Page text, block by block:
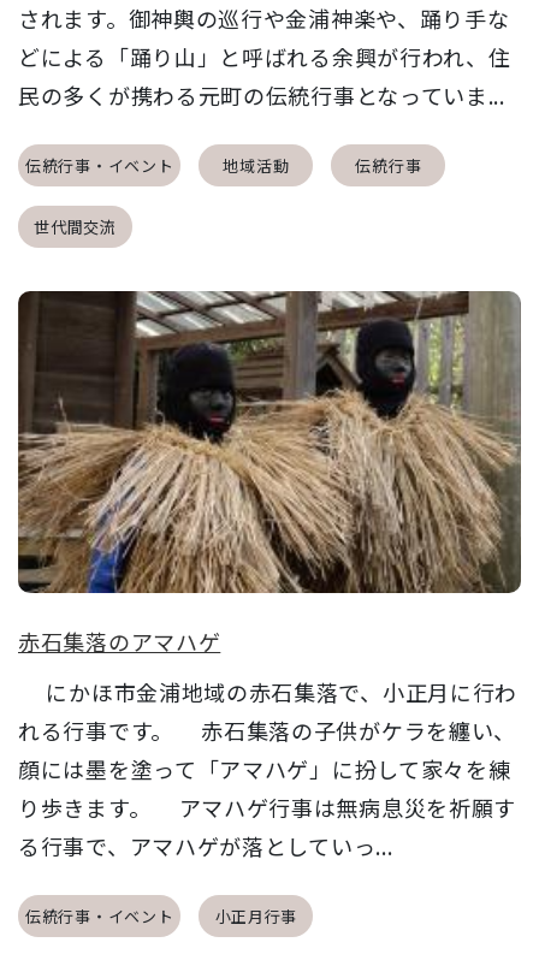
されます。御神輿の巡行や金浦神楽や、踊り手な
どによる「踊り山」と呼ばれる余興が行われ、住
民の多くが携わる元町の伝統行事となっていま...
伝統行事・イベント 地域活動 伝統行事
世代間交流
赤石集落のアマハゲ
にかほ市金浦地域の赤石集落で、小正月に行わ
れる行事です。 赤石集落の子供がケラを纏い、
顔には墨を塗って「アマハゲ」に扮して家々を練
り歩きます。 アマハゲ行事は無病息災を祈願す
る行事で、アマハゲが落としていっ...
伝統行事・イベント 小正月行事